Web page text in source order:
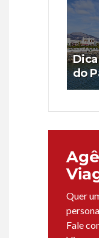
do
Quer
Fale